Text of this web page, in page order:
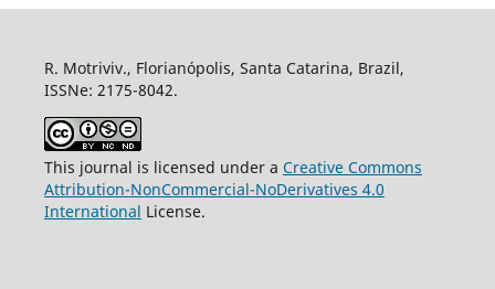
R. Motriviv., Florianópolis, Santa Catarina, Brazil,
ISSNe: 2175-8042.
This journal is licensed under a Creative Commons
Attribution-NonCommercial-NoDerivatives 4.0
International License.